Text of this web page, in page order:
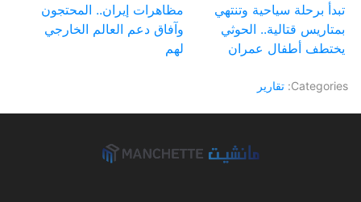
تبدأ برحلة سياحية وتنتهي
بمتاريس قتالية.. الحوثي
يختطف أطفال عمران
مظاهرات إيران.. المحتجون
وآفاق دعم العالم الخارجي
لهم
Categories: تقارير